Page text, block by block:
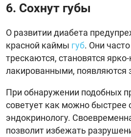
6. Сохнут губы
О развитии диабета
красной каймы губ. Они
трескаются, становятся
лакированными, появляются
При обнаружении подобных
советует как можно быстрее
эндокринологу.
позволит избежать